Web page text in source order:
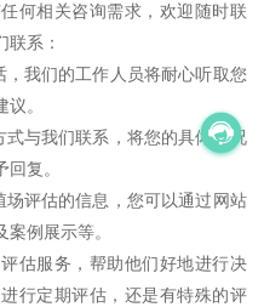
何相关咨询需求，欢迎随时联
系：
我们的工作人员将耐心听取您
。
与我们联系，将您的具体情况
复。
评估的信息，您可以通过网站
例展示等。
估服务，帮助他们好地进行决
行定期评估，还是有特殊的评